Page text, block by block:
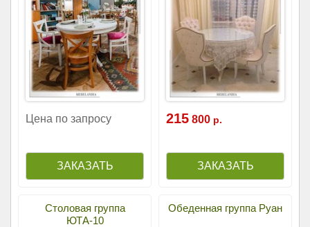
Цена по запросу 215 800 р.
Столовая группа
ЮТА-10
Обеденная группа Руан